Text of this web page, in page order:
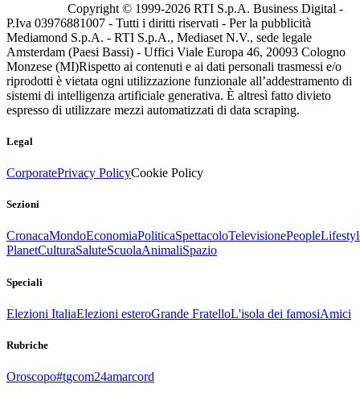
Copyright © 1999-2026 RTI S.p.A. Business Digital -
P.Iva 03976881007 - Tutti i diritti riservati - Per la pubblicità
Mediamond S.p.A. - RTI S.p.A., Mediaset N.V., sede legale
Amsterdam (Paesi Bassi) - Uffici Viale Europa 46, 20093 Cologno
Monzese (MI)Rispetto ai contenuti e ai dati personali trasmessi e/o
riprodotti è vietata ogni utilizzazione funzionale all’addestramento di
sistemi di intelligenza artificiale generativa. È altresì fatto divieto
espresso di utilizzare mezzi automatizzati di data scraping.
Legal
CorporatePrivacy PolicyCookie Policy
Sezioni
CronacaMondoEconomiaPoliticaSpettacoloTelevisionePeople
PlanetCulturaSaluteScuolaAnimaliSpazio
Speciali
Elezioni ItaliaElezioni esteroGrande FratelloL'isola dei famosiAmici
Rubriche
Oroscopo#tgcom24amarcord